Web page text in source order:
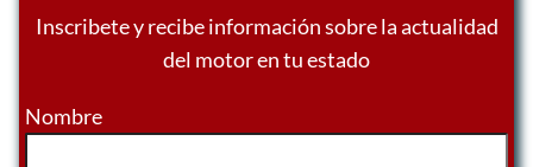
Inscribete y recibe información sobre la actualidad
del motor en tu estado
Nombre